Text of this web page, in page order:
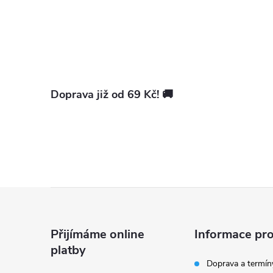
Doprava již od 69 Kč! 🚚
í
r
Přijímáme online
platby
Informace
Doprava a